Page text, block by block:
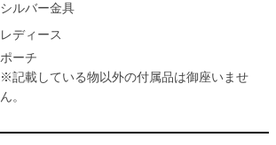
シルバー金具
レディース
ポーチ
※記載している物以外の付属品は御座いませ
ん。